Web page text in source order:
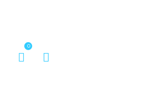
0